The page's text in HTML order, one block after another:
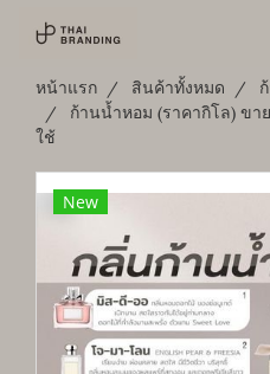
หน้าแรก สินค้าทั้งหมด
ก้านน้ำหอม (ราคากิโล) ขา
ใช้
New